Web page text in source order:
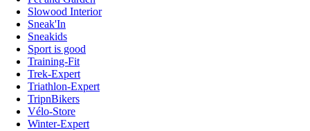
Slowood Interior
Sneak'In
Sneakids
Sport is good
Training-Fit
Trek-Expert
Triathlon-Expert
TripnBikers
Vélo-Store
Winter-Expert